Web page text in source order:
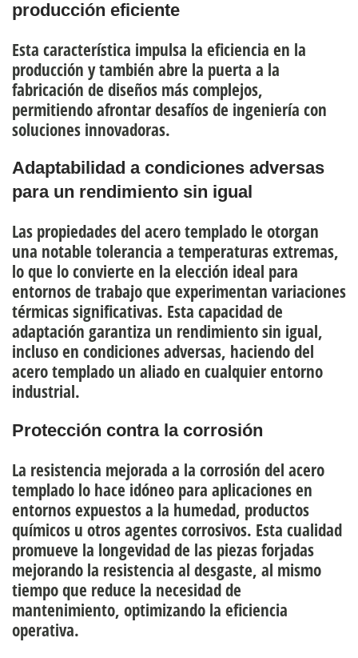
producción eficiente
Esta característica impulsa la eficiencia en la
producción y también abre la puerta a la
fabricación de diseños más complejos,
permitiendo afrontar desafíos de ingeniería con
soluciones innovadoras.
Adaptabilidad a condiciones adversas
para un rendimiento sin igual
Las propiedades del acero templado le otorgan
una notable tolerancia a temperaturas extremas,
lo que lo convierte en la elección ideal para
entornos de trabajo que experimentan variaciones
térmicas significativas. Esta capacidad de
adaptación garantiza un rendimiento sin igual,
incluso en condiciones adversas, haciendo del
acero templado un aliado en cualquier entorno
industrial.
Protección contra la corrosión
La resistencia mejorada a la corrosión del acero
templado lo hace idóneo para aplicaciones en
entornos expuestos a la humedad, productos
químicos u otros agentes corrosivos. Esta cualidad
promueve la longevidad de las piezas forjadas
mejorando la resistencia al desgaste, al mismo
tiempo que reduce la necesidad de
mantenimiento, optimizando la eficiencia
operativa.